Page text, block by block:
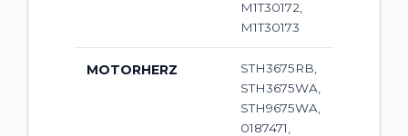
M1T30172,
M1T30173
MOTORHERZ
STH3675RB,
STH3675WA,
STH9675WA,
0187471,